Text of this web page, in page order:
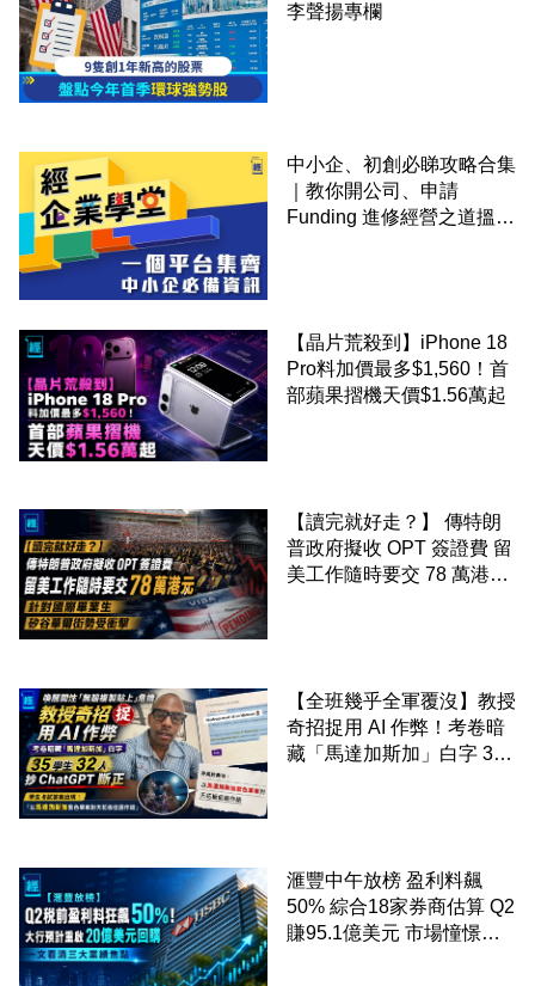
李聲揚專欄
中小企、初創必睇攻略合集
｜教你開公司、申請
Funding 進修經營之道搵大
【晶片荒殺到】iPhone 18
Pro料加價最多$1,560！首
部蘋果摺機天價$1.56萬起
【讀完就好走？】 傳特朗
普政府擬收 OPT 簽證費 留
美工作隨時要交 78 萬港元
【全班幾乎全軍覆沒】教授
奇招捉用 AI 作弊！考卷暗
藏「馬達加斯加」白字 35
滙豐中午放榜 盈利料飆
50% 綜合18家券商估算 Q2
賺95.1億美元 市場憧憬重